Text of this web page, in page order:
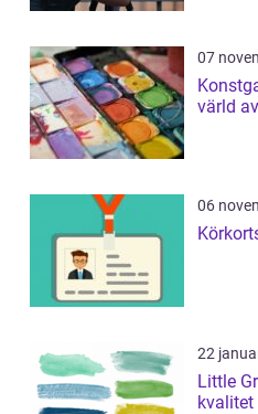
07
värld
06
22
Little
kvalitet